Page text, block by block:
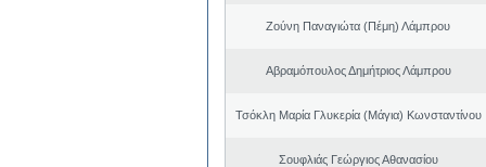
Ζούνη Παναγιώτα (Πέμη) Λάμπρου
Αβραμόπουλος Δημήτριος Λάμπρου
Τσόκλη Μαρία Γλυκερία (Μάγια) Κωνσταντίνου
Σουφλιάς Γεώργιος Αθανασίου